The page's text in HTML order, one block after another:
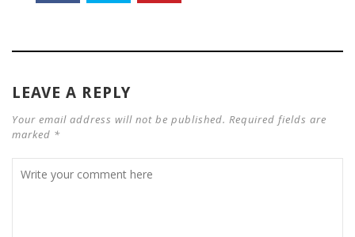
LEAVE A REPLY
Your email address will not be published. Required fields are
marked *